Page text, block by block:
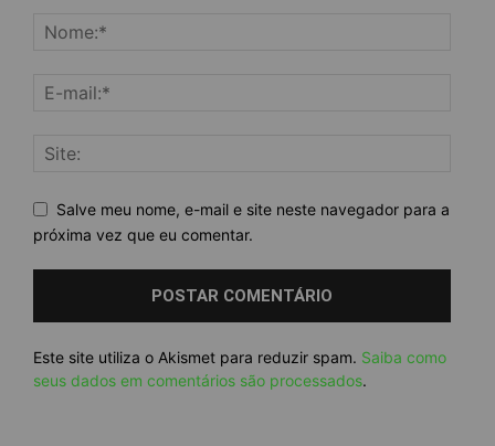
Salve meu nome, e-mail e site neste navegador para a
próxima vez que eu comentar.
Este site utiliza o Akismet para reduzir spam. Saiba como
seus dados em comentários são processados.